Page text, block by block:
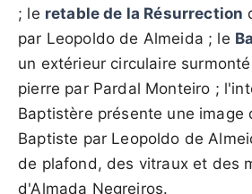
; le retable de la Résurrection
par Leopoldo de Almeida ; le
un extérieur circulaire
pierre par Pardal Monteiro ;
Baptistère présente une image
Baptiste par Leopoldo de
de plafond, des vitraux et des
d'Almada Negreiros.